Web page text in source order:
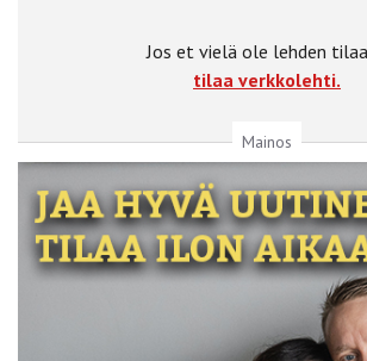
Jos et vielä ole lehden
tilaa verkkolehti.
Mainos